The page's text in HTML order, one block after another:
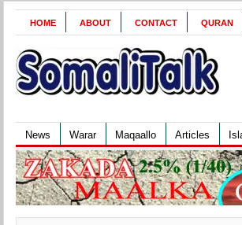
HOME ABOUT CONTACT QURAN
News Warar Maqaallo Articles